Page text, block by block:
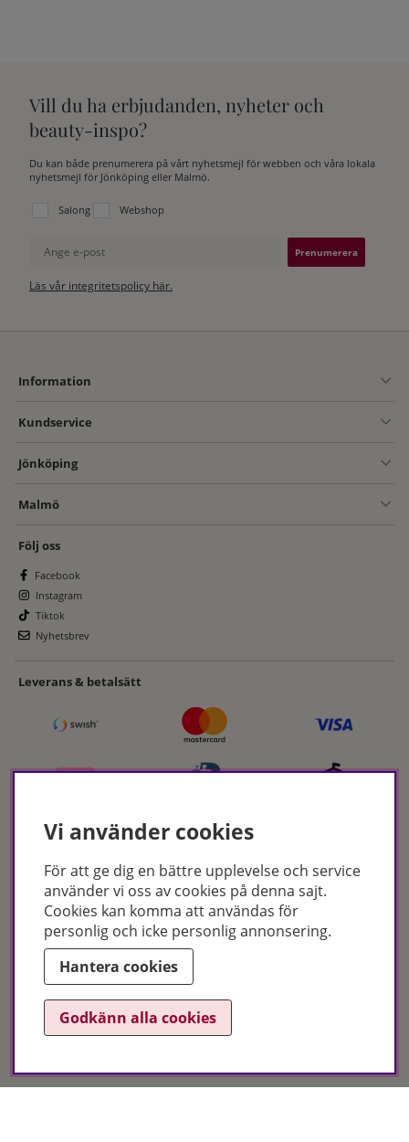
Vill du ha erbjudanden, nyheter och
beauty-inspo?
Du kan både prenumerera på vårt nyhetsmejl för webben och våra lokala
nyhetsmejl för Jönköping eller Malmö.
Välj vilken lista du vill prenumerera på:
Salong Webshop
Ange e-post
Läs vår integritetspolicy här.
Information
Kundservice
Jönköping
Malmö
Följ oss
Facebook
Instagram
Tiktok
Nyhetsbrev
Leverans & betalsätt
Certifikat
Hudoteket erbjuder ett noga utvalt sortiment inom hudvård, hårvård och
Vi använder cookies
För att ge dig en bättre upplevelse och service
använder vi oss av cookies på denna sajt.
Cookies kan komma att användas för
personlig och icke personlig annonsering.
Hantera cookies
Godkänn alla cookies